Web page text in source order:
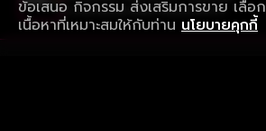
ข้อเสนอ กิจกรรม ส่งเสริมการขาย เลือก
เนื้อหาที่เหมาะสมให้กับท่าน นโยบายคุกกี้
ดาวน์โหลดแอปเพื่อการรับชมที่ดีกว่า